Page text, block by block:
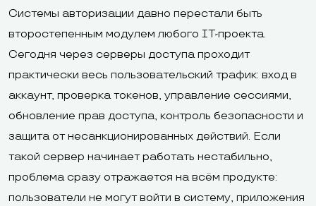
Системы авторизации давно перестали быть
второстепенным модулем любого IT-проекта.
Сегодня через серверы доступа проходит
практически весь пользовательский трафик: вход в
аккаунт, проверка токенов, управление сессиями,
обновление прав доступа, контроль безопасности и
защита от несанкционированных действий. Если
такой сервер начинает работать нестабильно,
проблема сразу отражается на всём продукте:
пользователи не могут войти в систему, приложения